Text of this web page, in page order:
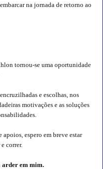
na jornada de retorno ao
tornou-se uma oportunidade
e escolhas, nos
motivações e as soluções
espero em breve estar
correr.
arder em mim.